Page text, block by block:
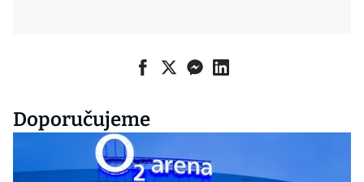
Doporučujeme